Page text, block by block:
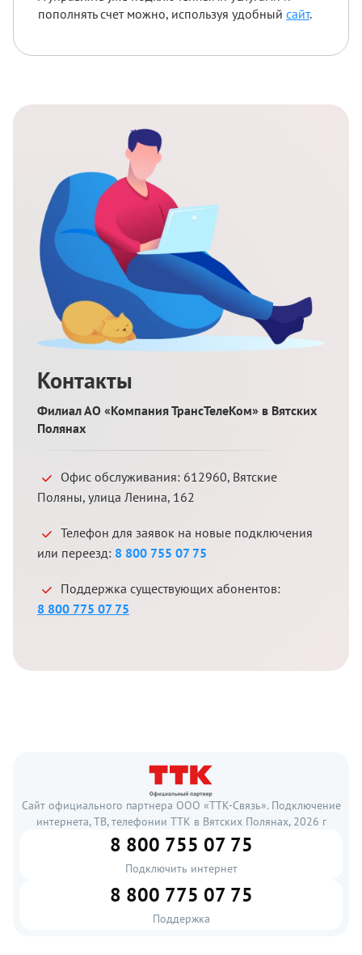
пополнять счет можно, используя удобный сайт.
Контакты
Филиал АО «Компания ТрансТелеКом» в Вятских
Полянах
Офис обслуживания: 612960, Вятские
Поляны, улица Ленина, 162
Телефон для заявок на новые подключения
или переезд: 8 800 755 07 75
Поддержка существующих абонентов:
8 800 775 07 75
Сайт официального партнера ООО «ТТК-Связь». Подключение
интернета, ТВ, телефонии ТТК в Вятских Полянах, 2026 г
8 800 755 07 75
Подключить интернет
8 800 775 07 75
Поддержка